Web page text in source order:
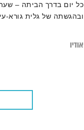
כל יום בדרך הביתה –
ובהגשתה של גלית גורא-
אודיו